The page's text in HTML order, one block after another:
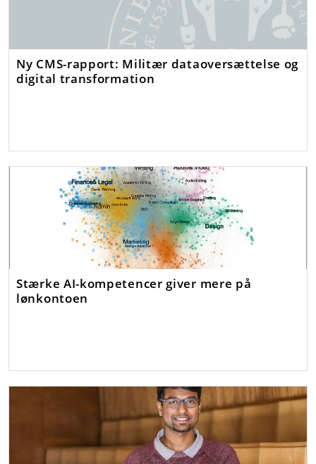
Ny CMS-rapport: Militær dataoversættelse og
digital transformation
Stærke AI-kompetencer giver mere på
lønkontoen